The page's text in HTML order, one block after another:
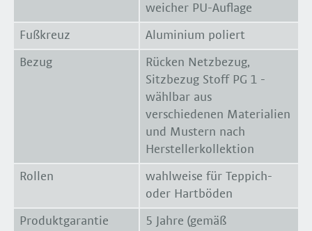
weicher PU-Auflage
Fußkreuz Aluminium poliert
Bezug
Rücken Netzbezug,
Sitzbezug Stoff PG 1 -
wählbar aus
verschiedenen Materialien
und Mustern nach
Herstellerkollektion
Rollen
wahlweise für Teppich-
oder Hartböden
Produktgarantie
5 Jahre (gemäß